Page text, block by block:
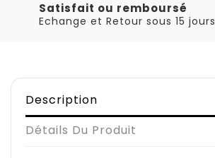
Satisfait ou remboursé
Echange et Retour sous 15 jours
Description
Détails Du Produit